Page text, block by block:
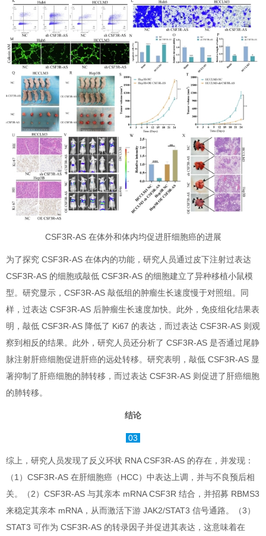
CSF3R-AS 在体外和体内均促进肝细胞癌的进展
为了探究 CSF3R-AS 在体内的功能，研究人员通过皮下注射过表达
CSF3R-AS 的细胞或敲低 CSF3R-AS 的细胞建立了异种移植小鼠模
型。研究显示，CSF3R-AS 敲低组的肿瘤生长速度慢于对照组。同
样，过表达 CSF3R-AS 后肿瘤生长速度加快。此外，免疫组化结果表
明，敲低 CSF3R-AS 降低了 Ki67 的表达，而过表达 CSF3R-AS 则观
察到相反的结果。此外，研究人员还分析了 CSF3R-AS 是否通过尾静
脉注射肝癌细胞促进肝癌的远处转移。研究表明，敲低 CSF3R-AS 显
著抑制了肝癌细胞的肺转移，而过表达 CSF3R-AS 则促进了肝癌细胞
的肺转移。
结论
03
综上，研究人员发现了反义环状 RNA CSF3R-AS 的存在，并发现：
（1）CSF3R-AS 在肝细胞癌（HCC）中表达上调，并与不良预后相
关。（2）CSF3R-AS 与其亲本 mRNA CSF3R 结合，并招募 RBMS3
来稳定其亲本 mRNA，从而激活下游 JAK2/STAT3 信号通路。（3）
STAT3 可作为 CSF3R-AS 的转录因子并促进其表达，这意味着在